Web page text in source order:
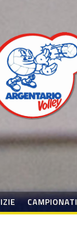
CAMPIONATI